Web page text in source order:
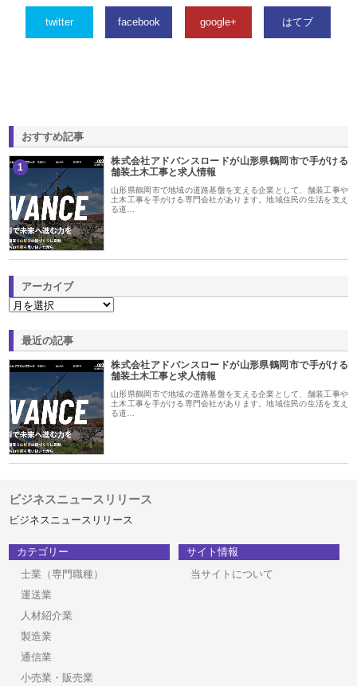
twitter facebook google+ はてブ
おすすめ記事
1
株式会社アドバンスロードが山形県鶴岡市で手がける
舗装土木工事と求人情報
山形県鶴岡市で地域の道路基盤を支える企業として、舗装工事や
土木工事を手がける専門会社があります。地域住民の生活を支え
る道…
アーカイブ
最近の記事
株式会社アドバンスロードが山形県鶴岡市で手がける
舗装土木工事と求人情報
山形県鶴岡市で地域の道路基盤を支える企業として、舗装工事や
土木工事を手がける専門会社があります。地域住民の生活を支え
る道…
ビジネスニュースリリース
ビジネスニュースリリース
カテゴリー
士業（専門職種）
運送業
人材紹介業
製造業
通信業
小売業・販売業
サイト情報
当サイトについて